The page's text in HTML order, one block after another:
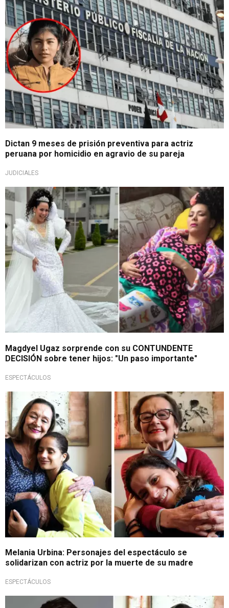
Dictan 9 meses de prisión preventiva para actriz
peruana por homicidio en agravio de su pareja
JUDICIALES
¡La tiene clara!
Magdyel Ugaz sorprende con su CONTUNDENTE
DECISIÓN sobre tener hijos: "Un paso importante"
ESPECTÁCULOS
¡La apoyan!
Melania Urbina: Personajes del espectáculo se
solidarizan con actriz por la muerte de su madre
ESPECTÁCULOS
Triste noticia